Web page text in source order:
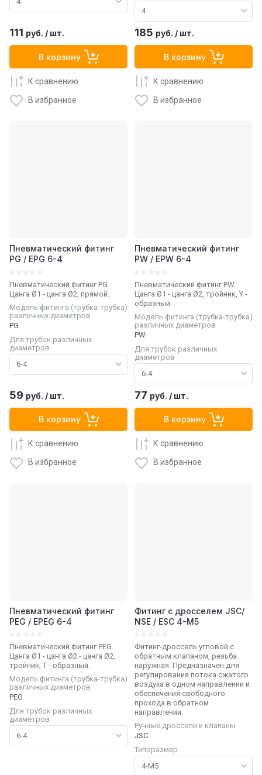
111 руб. / шт.
В корзину
К сравнению
В избранное
185 руб. / шт.
В корзину
К сравнению
В избранное
Пневматический фитинг
PG / EPG 6-4
Пневматический фитинг PG.
Цанга Ø1 - цанга Ø2, прямой.
Модель фитинга (трубка-трубка)
различных диаметров
PG
Для трубок различных
диаметров
59 руб. / шт.
В корзину
К сравнению
В избранное
Пневматический фитинг
PW / EPW 6-4
Пневматический фитинг PW.
Цанга Ø1 - цанга Ø2, тройник, Y -
образный.
Модель фитинга (трубка-трубка)
различных диаметров
PW
Для трубок различных
диаметров
77 руб. / шт.
В корзину
К сравнению
В избранное
Пневматический фитинг
PEG / EPEG 6-4
Пневматический фитинг PEG.
Цанга Ø1 - цанга Ø2 - цанга Ø2,
тройник, T - образный.
Модель фитинга (трубка-трубка)
различных диаметров
PEG
Для трубок различных
диаметров
Фитинг с дросселем JSC/
NSE / ESC 4-М5
Фитинг-дроссель угловой с
обратным клапаном, резьба
наружная. Предназначен для
регулирования потока сжатого
воздуха в одном направлении и
обеспечения свободного
прохода в обратном
направлении.
Ручные дроссели и клапаны
JSC
Типоразмер